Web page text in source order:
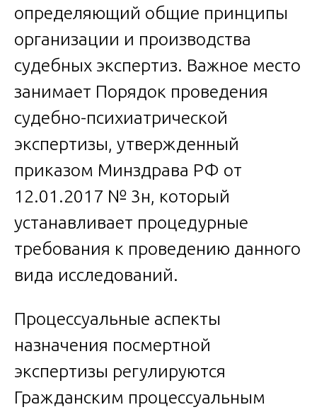
определяющий общие принципы
организации и производства
судебных экспертиз. Важное место
занимает Порядок проведения
судебно-психиатрической
экспертизы, утвержденный
приказом Минздрава РФ от
12.01.2017 № 3н, который
устанавливает процедурные
требования к проведению данного
вида исследований.
Процессуальные аспекты
назначения посмертной
экспертизы регулируются
Гражданским процессуальным